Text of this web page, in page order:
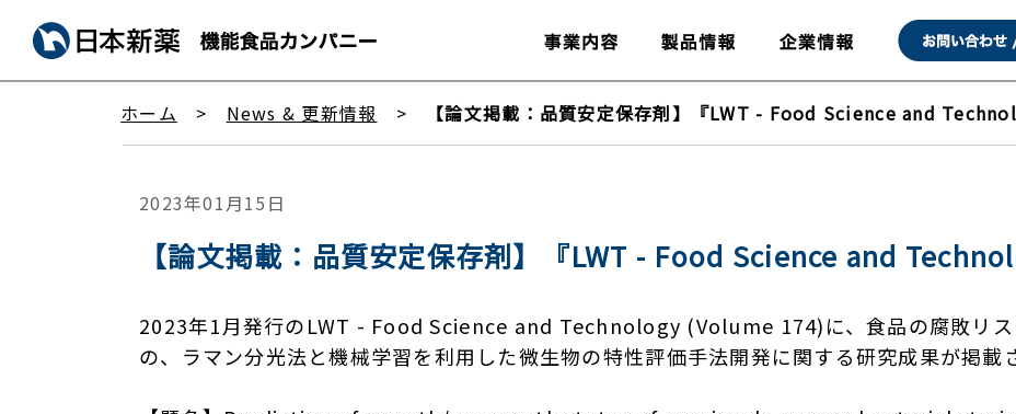
ホーム News & 更新情報 【論文掲載：品質安定保存剤】『LWT - Food Science and
2023年01月15日
【論文掲載：品質安定保存剤】『LWT - Food Science and
2023年1月発行のLWT - Food Science and Technology (Volume 174)に、食品の腐敗リス
の、ラマン分光法と機械学習を利用した微生物の特性評価手法開発に関する研究成果が掲載